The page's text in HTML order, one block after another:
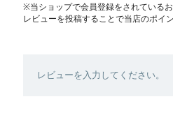
※当ショップで会員登録をされている
レビューを投稿することで当店のポイ
レビューを入力してください。